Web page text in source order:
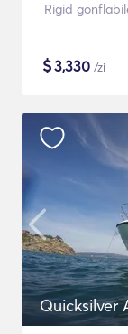
Rigid
$3,330 /zi
Quicksilver